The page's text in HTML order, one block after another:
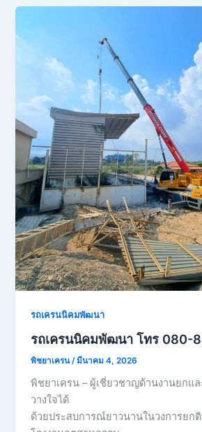
รถเครนนิคมพัฒนา
รถเครนนิคมพัฒนา โทร 080-
พิชยาเครน /มีนาคม 4, 2026
พิชยาเครน – ผู้เชี่ยวชาญด้านงานยกแ
วางใจได้
ด้วยประสบการณ์ยาวนานในวงการยก